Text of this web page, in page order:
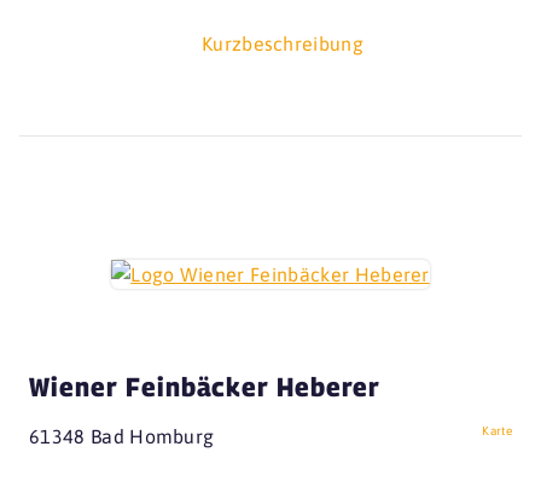
Kurzbeschreibung
Wiener Feinbäcker Heberer
61348 Bad Homburg Karte